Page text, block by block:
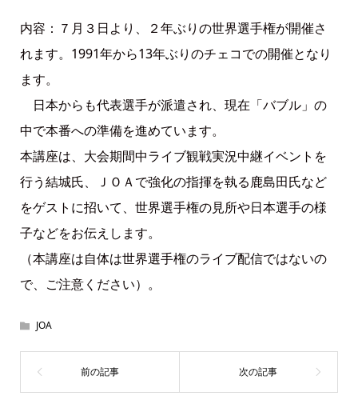
内容：７月３日より、２年ぶりの世界選手権が開催さ
れます。1991年から13年ぶりのチェコでの開催となり
ます。
日本からも代表選手が派遣され、現在「バブル」の
中で本番への準備を進めています。
本講座は、大会期間中ライブ観戦実況中継イベントを
行う結城氏、ＪＯＡで強化の指揮を執る鹿島田氏など
をゲストに招いて、世界選手権の見所や日本選手の様
子などをお伝えします。
（本講座は自体は世界選手権のライブ配信ではないの
で、ご注意ください）。
JOA